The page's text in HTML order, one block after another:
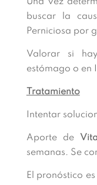
buscar la
Perniciosa por
Valorar si
estómago o en
Tratamiento
Intentar
Aporte de
semanas. Se
El pronóstico